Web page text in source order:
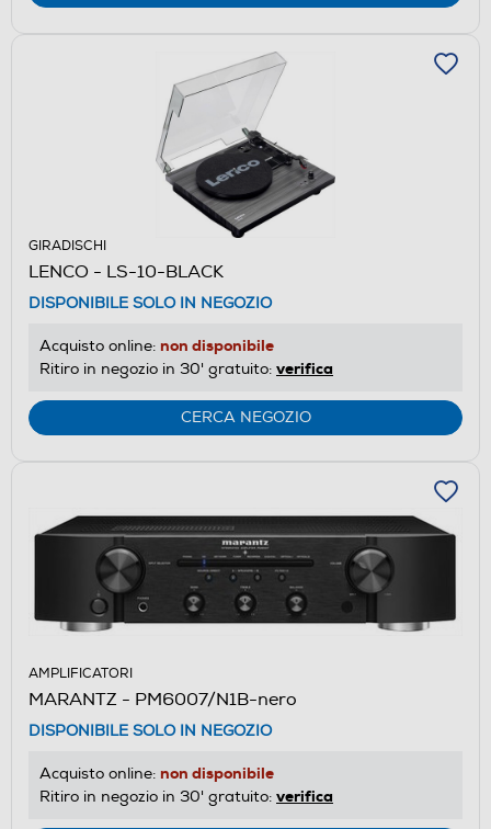
GIRADISCHI
LENCO - LS-10-BLACK
DISPONIBILE SOLO IN NEGOZIO
Acquisto online: non disponibile
Ritiro in negozio in 30' gratuito: verifica
CERCA NEGOZIO
AMPLIFICATORI
MARANTZ - PM6007/N1B-nero
DISPONIBILE SOLO IN NEGOZIO
Acquisto online: non disponibile
Ritiro in negozio in 30' gratuito: verifica